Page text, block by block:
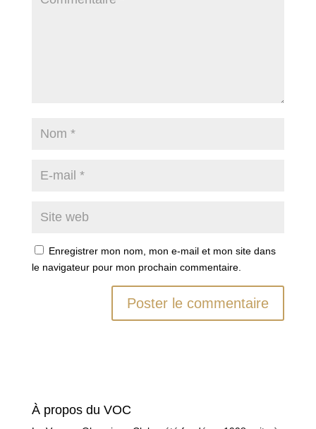
Enregistrer mon nom, mon e-mail et mon site dans
le navigateur pour mon prochain commentaire.
À propos du VOC